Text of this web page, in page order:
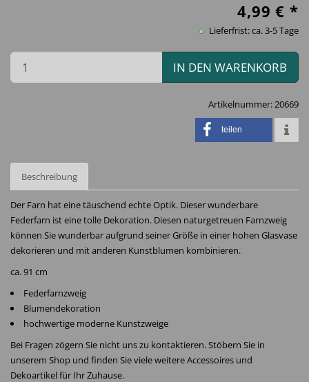
4,99 € *
Lieferfrist: ca. 3-5 Tage
IN DEN WARENKORB
Artikelnummer:20669
teilen
Beschreibung
Der Farn hat eine täuschend echte Optik. Dieser wunderbare
Federfarn ist eine tolle Dekoration. Diesen naturgetreuen Farnzweig
können Sie wunderbar aufgrund seiner Größe in einer hohen Glasvase
dekorieren und mit anderen Kunstblumen kombinieren.
ca. 91 cm
Federfarnzweig
Blumendekoration
hochwertige moderne Kunstzweige
Bei Fragen zögern Sie nicht uns zu kontaktieren. Stöbern Sie in
unserem Shop und finden Sie viele weitere Accessoires und
Dekoartikel für Ihr Zuhause.